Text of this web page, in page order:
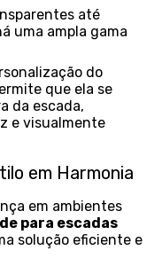
até
uma ampla gama
do
que ela se
da escada,
e visualmente
em Harmonia
em ambientes
para escadas
solução eficiente e